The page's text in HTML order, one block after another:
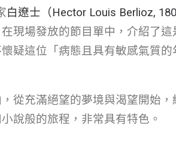
白遼士（Hector Louis Berlioz,
現場發放的節目單中，介紹了
疑這位「病態且具有敏感氣質
從充滿絕望的夢境與渴望開始
說般的旅程，非常具有特色。